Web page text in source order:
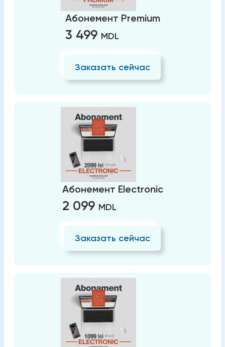
Абонемент Premium
3 499 MDL
Заказать сейчас
Абонемент Electronic
2 099 MDL
Заказать сейчас